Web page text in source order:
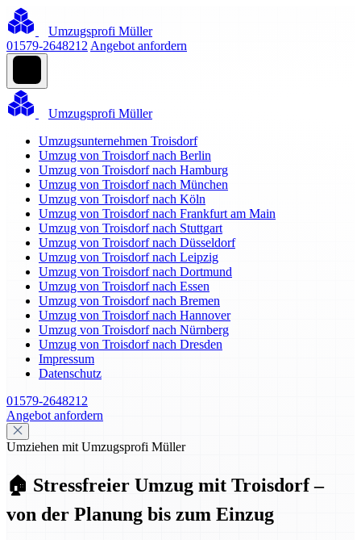
Umzugsprofi Müller
01579-2648212 Angebot anfordern
Umzugsprofi Müller
Umzugsunternehmen Troisdorf
Umzug von Troisdorf nach Berlin
Umzug von Troisdorf nach Hamburg
Umzug von Troisdorf nach München
Umzug von Troisdorf nach Köln
Umzug von Troisdorf nach Frankfurt am Main
Umzug von Troisdorf nach Stuttgart
Umzug von Troisdorf nach Düsseldorf
Umzug von Troisdorf nach Leipzig
Umzug von Troisdorf nach Dortmund
Umzug von Troisdorf nach Essen
Umzug von Troisdorf nach Bremen
Umzug von Troisdorf nach Hannover
Umzug von Troisdorf nach Nürnberg
Umzug von Troisdorf nach Dresden
Impressum
Datenschutz
01579-2648212
Angebot anfordern
Umziehen mit Umzugsprofi Müller
🏠 Stressfreier Umzug mit Troisdorf –
von der Planung bis zum Einzug